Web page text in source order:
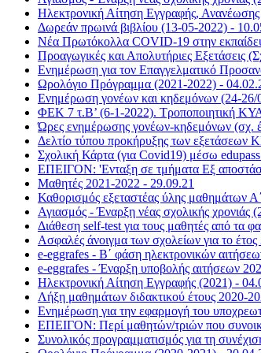
Ηλεκτρονική Αίτηση Εγγραφής,
Δωρεάν πρωινά βιβλίου (13-05-2022) -
Νέα Πρωτόκολλα COVID-19 στην
Προαγωγικές και Απολυτήριες Εξετάσεις
Ενημέρωση για τον Επαγγελματικό
Ωρολόγιο Πρόγραμμα (2021-2022) -
Ενημέρωση γονέων και κηδεμόνων (24-26/
ΦΕΚ 7 τ.Β’ (6-1-2022). Τροποποιητική
Ώρες ενημέρωσης γονέων-κηδεμόνων (σχ.
Δελτίο τύπου προκήρυξης των εξετάσεων
Σχολική Κάρτα (για Covid19) μέσω
ΕΠΕΙΓΟΝ: 'Ενταξη σε τμήματα Εξ
Μαθητές 2021-2022 - 29.09.21
Καθορισμός εξεταστέας ύλης μαθημάτων
Αγιασμός - Έναρξη νέας σχολικής χρονιάς
Διάθεση self-test για τους μαθητές από τα
Ασφαλές άνοιγμα των σχολείων για το
e-eggrafes - Β΄ φάση ηλεκτρονικών
e-eggrafes - Έναρξη υποβολής αιτήσεων
Ηλεκτρονική Αίτηση Εγγραφής (2021) -
Λήξη μαθημάτων διδακτικού έτους 2020-
Ενημέρωση για την εφαρμογή του
ΕΠΕΙΓΟΝ: Περί μαθητών/τριών που
Συνολικός προγραμματισμός για τη